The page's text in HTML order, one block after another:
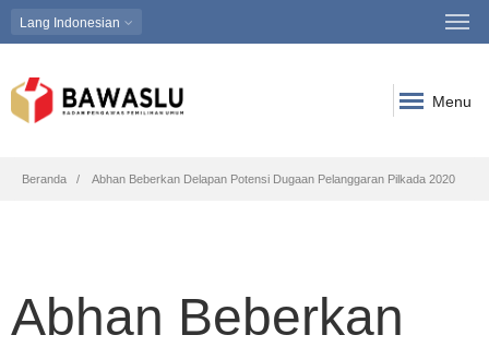
Lang Indonesian
Menu
Breadcrumb
Beranda Abhan Beberkan Delapan Potensi Dugaan Pelanggaran Pilkada 2020
Abhan Beberkan